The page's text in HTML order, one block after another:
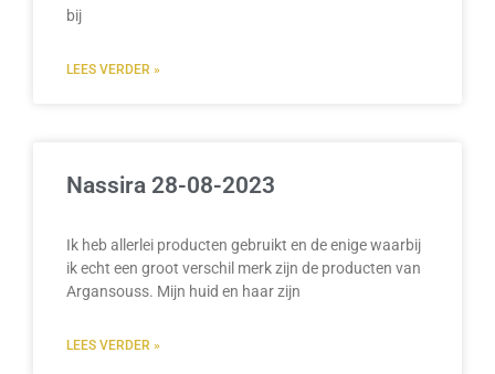
bij
LEES VERDER »
Nassira 28-08-2023
Ik heb allerlei producten gebruikt en de enige waarbij
ik echt een groot verschil merk zijn de producten van
Argansouss. Mijn huid en haar zijn
LEES VERDER »